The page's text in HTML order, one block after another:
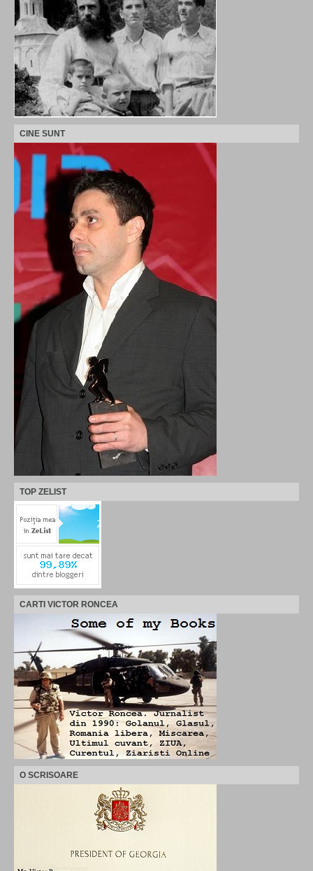
CINE SUNT
TOP ZELIST
CARTI VICTOR RONCEA
O SCRISOARE